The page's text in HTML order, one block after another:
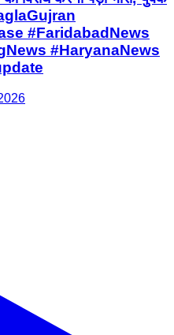
#FaridabadNews
#HaryanaNews